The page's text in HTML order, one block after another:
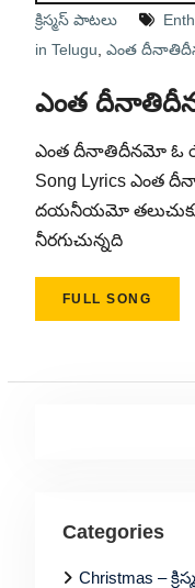
క్రిస్మస్ పాటలు
in Telugu ఎంత
ఎంత
ఎంత దీనాతిదీనమో ఓ
Song Lyrics
దయనీయమో
నీరగుచున్నది
FULL SONG
Categories
Christmas –